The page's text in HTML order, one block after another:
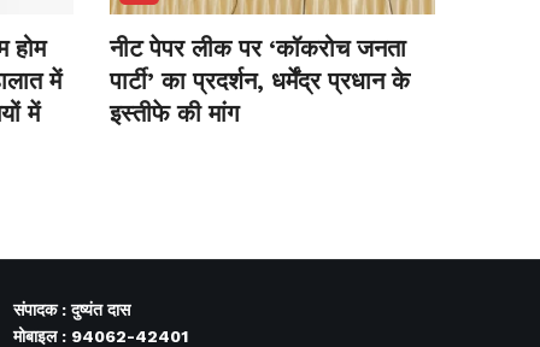
होम
में
में
नीट पेपर लीक पर ‘कॉकरोच जनता
पार्टी’ का प्रदर्शन, धर्मेंद्र प्रधान के
इस्तीफे की मांग
संपादक : दुष्यंत दास
मोबाइल : 94062-42401